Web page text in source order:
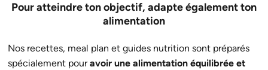
Pour atteindre ton objectif, adapte également ton
alimentation
Nos recettes, meal plan et guides nutrition sont préparés
spécialement pouravoir une alimentation équilibrée et